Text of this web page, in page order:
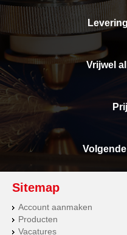
Vrijwel
Sitemap
Account aanmaken
Producten
Vacatures